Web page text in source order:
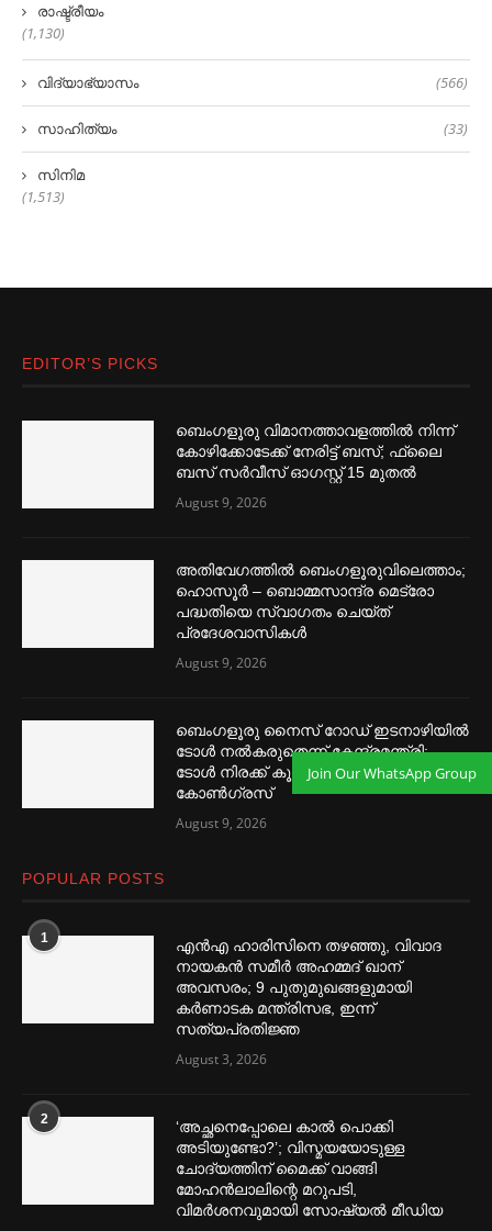
രാഷ്ട്രീയം
(1,130)
വിദ്യാഭ്യാസം (566)
സാഹിത്യം (33)
സിനിമ
(1,513)
EDITOR’S PICKS
ബെംഗളൂരു വിമാനത്താവളത്തില്‍ നിന്ന്
കോഴിക്കോടേക്ക് നേരിട്ട് ബസ്; ഫ്ലൈ
ബസ് സര്‍വീസ് ഓഗസ്റ്റ് 15 മുതല്‍
August 9, 2026
അതിവേഗത്തില്‍ ബെംഗളൂരുവിലെത്താം;
ഹൊസൂര്‍ – ബൊമ്മസാന്ദ്ര മെട്രോ
പദ്ധതിയെ സ്വാഗതം ചെയ്ത്
പ്രദേശവാസികള്‍
August 9, 2026
ബെംഗളൂരു നൈസ് റോഡ് ഇടനാഴിയില്‍
ടോള്‍ നല്‍കരുതെന്ന് കേന്ദ്രമന്ത്രി;
ടോള്‍ നിരക്ക് കൂട്ടിയതാരെന്ന്
കോണ്‍ഗ്രസ്
August 9, 2026
POPULAR POSTS
1
എൻഎ ഹാരിസിനെ തഴ‌‍ഞ്ഞു, വിവാദ
നായകൻ സമീര്‍ അഹമ്മദ് ഖാന്
അവസരം; 9 പുതുമുഖങ്ങളുമായി
കര്‍ണാടക മന്ത്രിസഭ, ഇന്ന്
സത്യപ്രതിജ്ഞ
August 3, 2026
2
‘അച്ഛനെപ്പോലെ കാല്‍ പൊക്കി
അടിയുണ്ടോ?’; വിസ്മയയോടുള്ള
ചോദ്യത്തിന് മൈക്ക് വാങ്ങി
മോഹൻലാലിന്റെ മറുപടി,
വിമര്‍ശനവുമായി സോഷ്യല്‍ മീഡിയ
Join Our WhatsApp Group